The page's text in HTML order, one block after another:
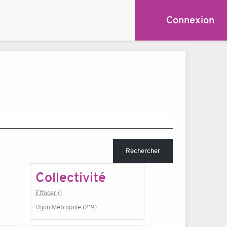
Connexion
Rechercher
Collectivité
Effacer ()
Dijon Métropole (219)